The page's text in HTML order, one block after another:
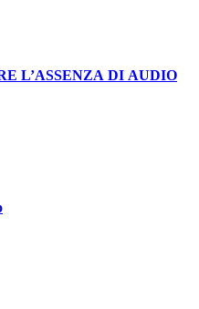
L’ASSENZA DI AUDIO